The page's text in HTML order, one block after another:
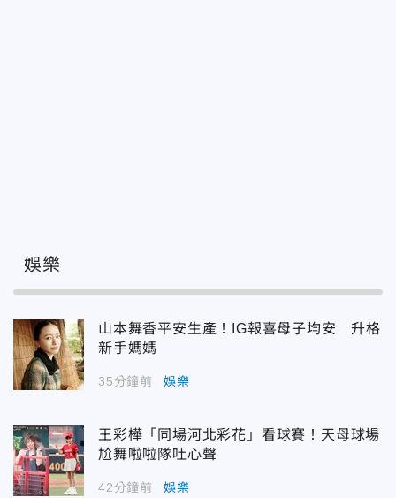
娛樂
山本舞香平安生產！IG報喜母子均安 升格
新手媽媽
35分鐘前 娛樂
王彩樺「同場河北彩花」看球賽！天母球場
尬舞啦啦隊吐心聲
42分鐘前 娛樂